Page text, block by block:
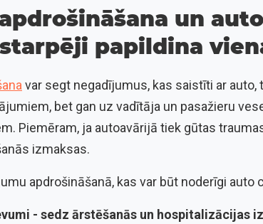
un
papildina
var segt negadījumus, kas saistīti ar
bet gan uz vadītāja un pasažieru
Piemēram, ja autoavārijā tiek gūtas
izmaksas.
apdrošināšanā, kas var būt noderīgi auto
- sedz ārstēšanās un hospitalizācijas